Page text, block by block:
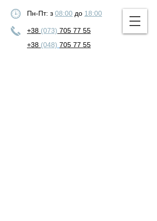
+38 (073) 705 77 55
Пн-Пт: з 08:00 до 18:00
+38 (048) 705 77 55